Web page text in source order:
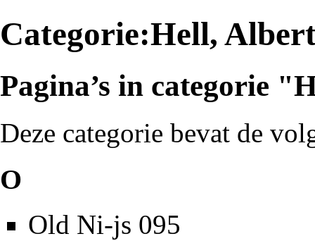
Categorie:Hell,
Pagina’s in categorie
Deze categorie bevat de
O
Old Ni-js 095